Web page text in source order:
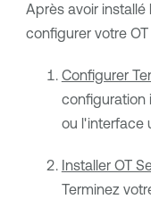
Après avoir installé
configurer votre
Configurer
configuration
ou l'interface
Installer OT
Terminez